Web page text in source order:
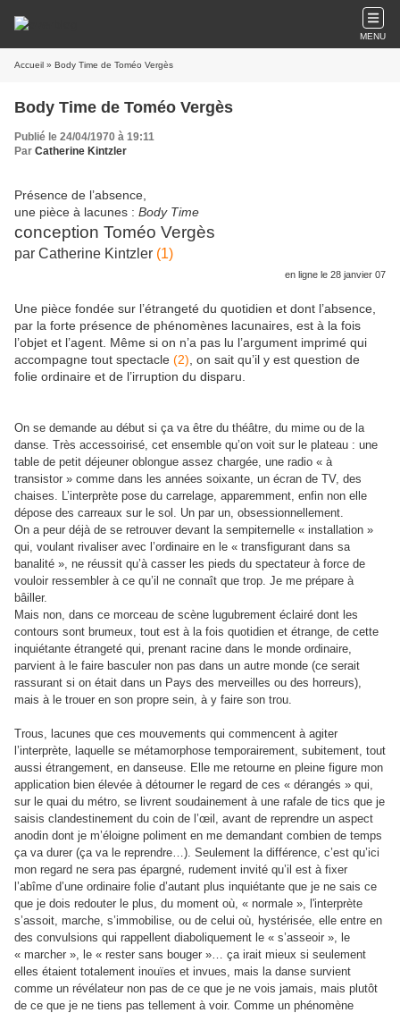
MENU
Accueil » Body Time de Toméo Vergès
Body Time de Toméo Vergès
Publié le 24/04/1970 à 19:11
Par Catherine Kintzler
Présence de l’absence,
une pièce à lacunes : Body Time
conception Toméo Vergès
par Catherine Kintzler (1)
en ligne le 28 janvier 07
Une pièce fondée sur l’étrangeté du quotidien et dont l’absence,
par la forte présence de phénomènes lacunaires, est à la fois
l’objet et l’agent. Même si on n’a pas lu l’argument imprimé qui
accompagne tout spectacle (2) , on sait qu’il y est question de
folie ordinaire et de l’irruption du disparu.
On se demande au début si ça va être du théâtre, du mime ou de la
danse. Très accessoirisé, cet ensemble qu’on voit sur le plateau : une
table de petit déjeuner oblongue assez chargée, une radio « à
transistor » comme dans les années soixante, un écran de TV, des
chaises. L’interprète pose du carrelage, apparemment, enfin non elle
dépose des carreaux sur le sol. Un par un, obsessionnellement.
On a peur déjà de se retrouver devant la sempiternelle « installation »
qui, voulant rivaliser avec l’ordinaire en le « transfigurant dans sa
banalité », ne réussit qu’à casser les pieds du spectateur à force de
vouloir ressembler à ce qu’il ne connaît que trop. Je me prépare à
bâiller.
Mais non, dans ce morceau de scène lugubrement éclairé dont les
contours sont brumeux, tout est à la fois quotidien et étrange, de cette
inquiétante étrangeté qui, prenant racine dans le monde ordinaire,
parvient à le faire basculer non pas dans un autre monde (ce serait
rassurant si on était dans un Pays des merveilles ou des horreurs),
mais à le trouer en son propre sein, à y faire son trou.
Trous, lacunes que ces mouvements qui commencent à agiter
l’interprète, laquelle se métamorphose temporairement, subitement, tout
aussi étrangement, en danseuse. Elle me retourne en pleine figure mon
application bien élevée à détourner le regard de ces « dérangés » qui,
sur le quai du métro, se livrent soudainement à une rafale de tics que je
saisis clandestinement du coin de l’œil, avant de reprendre un aspect
anodin dont je m’éloigne poliment en me demandant combien de temps
ça va durer (ça va le reprendre…). Seulement la différence, c’est qu’ici
mon regard ne sera pas épargné, rudement invité qu’il est à fixer
l’abîme d’une ordinaire folie d’autant plus inquiétante que je ne sais ce
que je dois redouter le plus, du moment où, « normale », l'interprète
s’assoit, marche, s’immobilise, ou de celui où, hystérisée, elle entre en
des convulsions qui rappellent diaboliquement le « s’asseoir », le
« marcher », le « rester sans bouger »… ça irait mieux si seulement
elles étaient totalement inouïes et invues, mais la danse survient
comme un révélateur non pas de ce que je ne vois jamais, mais plutôt
de ce que je ne tiens pas tellement à voir. Comme un phénomène